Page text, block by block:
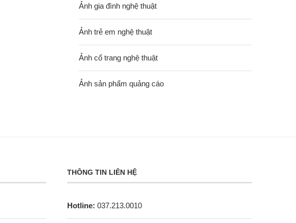
Ảnh gia đình nghệ thuật
Ảnh trẻ em nghệ thuật
Ảnh cổ trang nghệ thuật
Ảnh sản phẩm quảng cáo
THÔNG TIN LIÊN HỆ
Hotline: 037.213.0010